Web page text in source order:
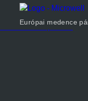
Európai medence
Termékek
Méretezés Kapcsolat